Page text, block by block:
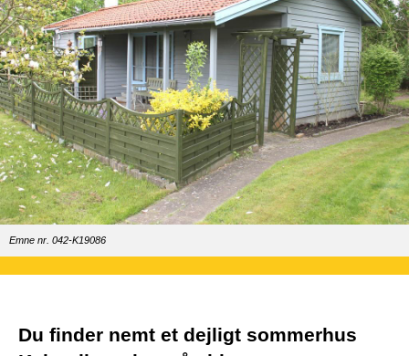
Emne nr. 042-K19086
Du finder nemt et dejligt sommerhus